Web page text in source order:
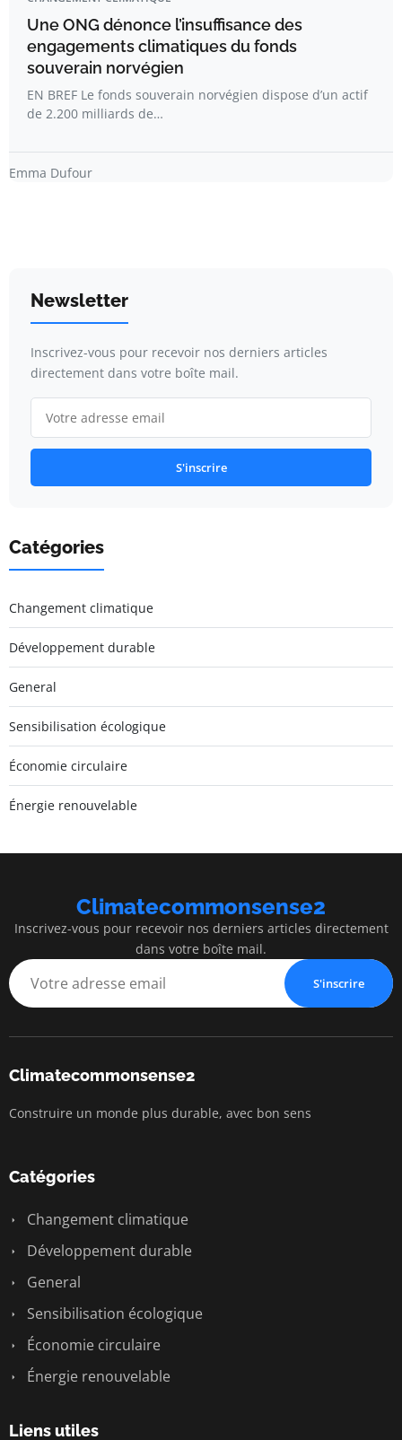
Une ONG dénonce l’insuffisance des
engagements climatiques du fonds
souverain norvégien
EN BREF Le fonds souverain norvégien dispose d’un actif
de 2.200 milliards de…
Emma Dufour
Newsletter
Inscrivez-vous pour recevoir nos derniers articles
directement dans votre boîte mail.
S'inscrire
Catégories
Changement climatique
Développement durable
General
Sensibilisation écologique
Économie circulaire
Énergie renouvelable
Climatecommonsense2
Inscrivez-vous pour recevoir nos derniers articles directement
dans votre boîte mail.
S'inscrire
Climatecommonsense2
Construire un monde plus durable, avec bon sens
Catégories
Changement climatique
Développement durable
General
Sensibilisation écologique
Économie circulaire
Énergie renouvelable
Liens utiles